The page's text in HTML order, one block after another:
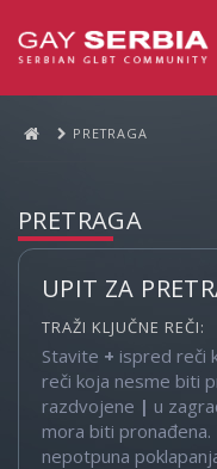
PRETRAGA
PRETRAGA
UPIT ZA
TRAŽI KLJUČNE REČI:
Stavite + ispred reči
reči koja nesme biti
razdvojene | u
mora biti
nepotpuna